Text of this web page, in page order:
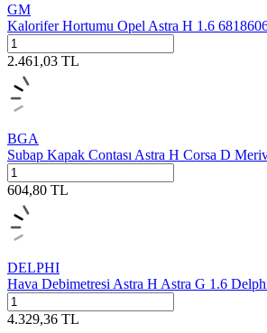
GM
Kalorifer Hortumu Opel Astra H 1.6
2.461,03 TL
BGA
Subap Kapak Contası Astra H Corsa D
604,80 TL
DELPHI
Hava Debimetresi Astra H Astra G 1.6
4.329,36 TL